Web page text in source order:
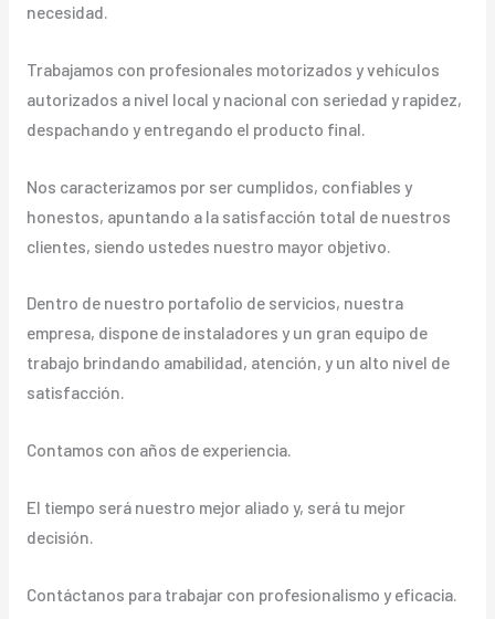
necesidad.
Trabajamos con profesionales motorizados y vehículos
autorizados a nivel local y nacional con seriedad y rapidez,
despachando y entregando el producto final.
Nos caracterizamos por ser cumplidos, confiables y
honestos, apuntando a la satisfacción total de nuestros
clientes, siendo ustedes nuestro mayor objetivo.
Dentro de nuestro portafolio de servicios, nuestra
empresa, dispone de instaladores y un gran equipo de
trabajo brindando amabilidad, atención, y un alto nivel de
satisfacción.
Contamos con años de experiencia.
El tiempo será nuestro mejor aliado y, será tu mejor
decisión.
Contáctanos para trabajar con profesionalismo y eficacia.